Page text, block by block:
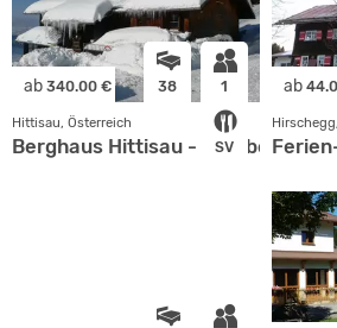
ab 340.00 € 38 1
SV
Hittisau, Österreich
Berghaus Hittisau - TV Überlingen
ab